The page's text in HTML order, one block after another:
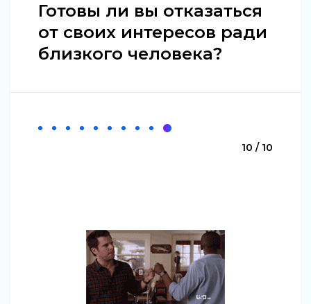
Готовы ли вы отказаться
от своих интересов ради
близкого человека?
10 / 10